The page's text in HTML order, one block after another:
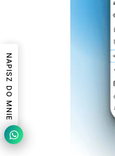
NAPISZ DO MNIE